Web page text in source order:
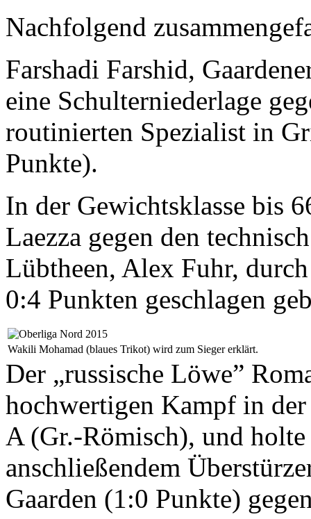
Nachfolgend
Farshadi Farshid,
eine Schulterniederlage
routinierten Spezialist in
Punkte).
In der Gewichtsklasse bis
Laezza gegen den
Lübtheen, Alex Fuhr,
0:4 Punkten geschlagen
Wakili Mohamad (blaues Trikot) wird zum Sieger erklärt.
Der „russische Löwe”
hochwertigen Kampf in
A (Gr.-Römisch), und
anschließendem
Gaarden (1:0 Punkte)